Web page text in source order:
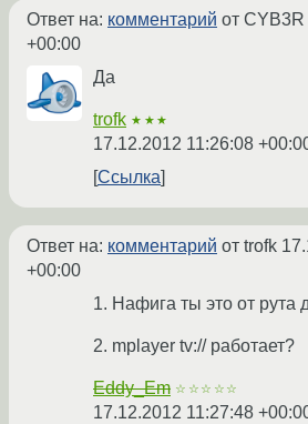
Ответ на: комментарий от CYB3R
+00:00
Да
trofk ★★★
17.12.2012 11:26:08
Ссылка
Ответ на: комментарий от trofk
+00:00
1. Нафига ты это от рута
2. mplayer tv:// работает?
Eddy_Em ☆☆☆☆☆
17.12.2012 11:27:48